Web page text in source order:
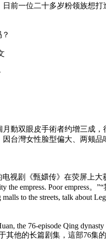
前一位二十多岁粉领族想
動双眼皮手術者约增三成
台灣女性脸型偏大、两颊
电视剧《甄嬛传》在荧屏上
empress. Poor empress。
malls to the streets, talk
the 76-episode Qing
于其他的长篇剧集，這部